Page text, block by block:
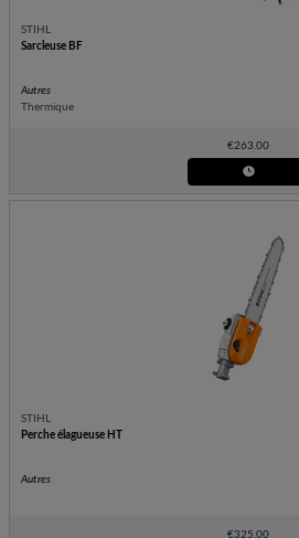
STIHL
Sarcleuse BF
Autres
Thermique
€263.00
STIHL
Perche élagueuse HT
Autres
€325.00